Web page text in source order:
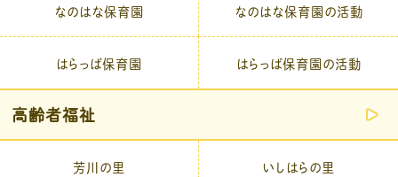
なのはな保育園 なのはな保育園の活動
はらっぱ保育園 はらっぱ保育園の活動
高齢者福祉
芳川の里 いしはらの里